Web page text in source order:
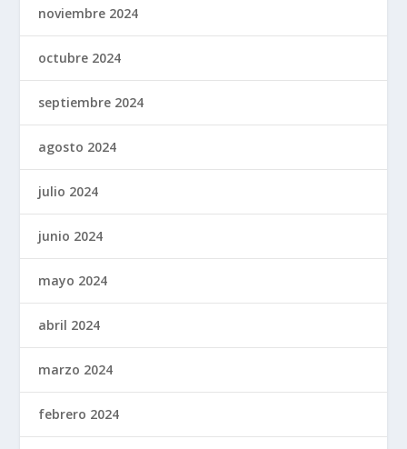
noviembre 2024
octubre 2024
septiembre 2024
agosto 2024
julio 2024
junio 2024
mayo 2024
abril 2024
marzo 2024
febrero 2024